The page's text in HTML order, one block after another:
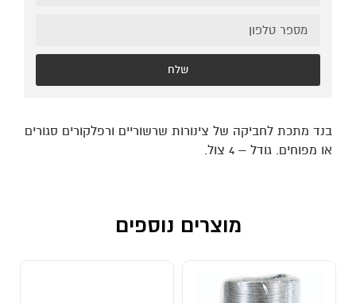
שלח
בנד מתכת לחביקה של צינורות שרשוריים ורפלקורים סגורים
או מפוחים. גודל – 4 צול.
מוצרים נוספים